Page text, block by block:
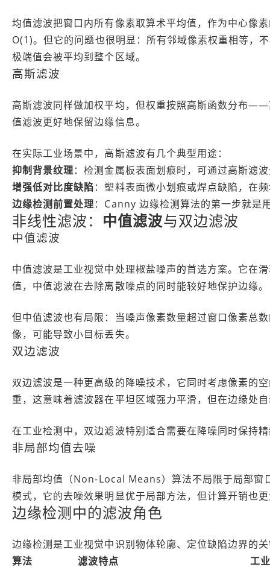
均值滤波把窗口内所有像素取算术平均值，作为中心像
O(1)。但它的问题也很明显：所有邻域像素权重相等，
极端值会被平均到整个区域。
高斯滤波
高斯滤波同样做加权平均，但权重按照高斯函数分布
值滤波更好地保留边缘信息。
在实际工业场景中，高斯滤波有几个典型用途：
抑制背景纹理：检测金属板表面划痕时，可通过高斯滤
增强低对比度缺陷：塑料表面微小划痕或焊点缺陷，在
边缘检测前置处理：Canny 边缘检测算法的第一步就是
非线性滤波： 中值滤波与双边滤波
中值滤波
中值滤波是工业视觉中处理椒盐噪声的首选方案。它在
值，中值滤波在去除离散噪点的同时能较好地保护边缘。
但中值滤波也有局限：当噪声像素数量超过窗口像素总
像，可能导致小目标丢失。
双边滤波
双边滤波是一种更高级的降噪技术，它同时考虑像素的
重，这意味着滤波器在平坦区域强力平滑，但在边缘处
在工业检测中，双边滤波特别适合需要在降噪同时保持
非局部均值去噪
非局部均值（Non-Local Means）算法不局限于局部
模式，它的去噪效果明显优于局部方法，但计算开销也
边缘检测中的滤波角色
边缘检测是工业视觉中识别物体轮廓、定位缺陷边界的
算法
滤波特点
工